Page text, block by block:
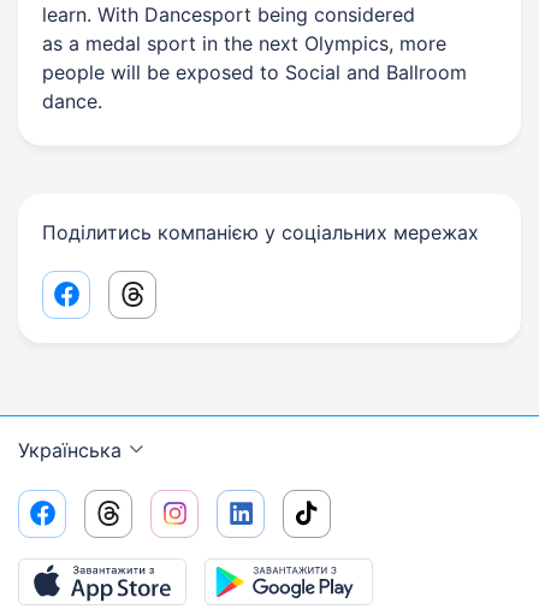
learn. With Dancesport being considered
as a medal sport in the next Olympics, more
people will be exposed to Social and Ballroom
dance.
Поділитись компанією у соціальних мережах
Facebook share link
Threads share link
Українська